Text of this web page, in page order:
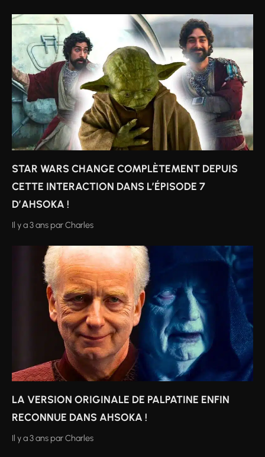
STAR WARS CHANGE COMPLÈTEMENT DEPUIS
CETTE INTERACTION DANS L’ÉPISODE 7
D’AHSOKA !
Il y a 3 ans parCharles
LA VERSION ORIGINALE DE PALPATINE ENFIN
RECONNUE DANS AHSOKA !
Il y a 3 ans parCharles